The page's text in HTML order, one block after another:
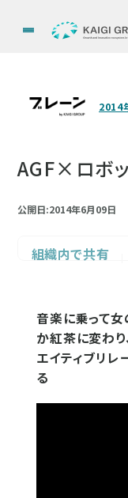
2014
AGF×ロボ
公開日:2014年6月09日
組織内で共有
音楽に乗って
か紅茶に変わり
エイティブリ
る